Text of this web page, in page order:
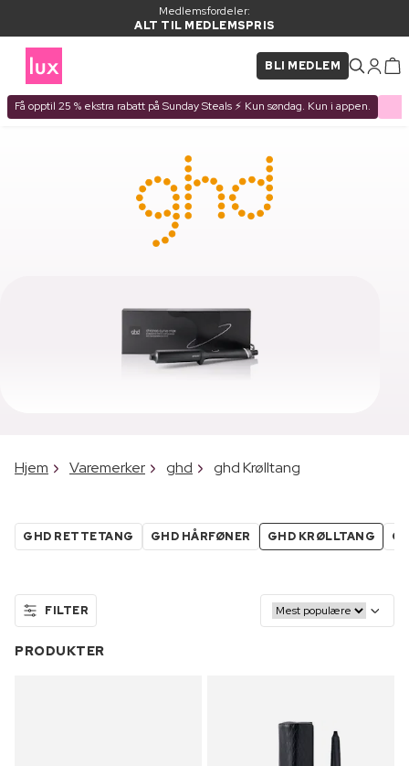
Medlemsfordeler:
ALT TIL MEDLEMSPRIS
BLI MEDLEM
Få opptil 25 % ekstra rabatt på Sunday Steals ⚡ Kun søndag. Kun i appen.
Hjem Varemerker ghd ghd Krølltang
GHD RETTETANG GHD HÅRFØNER GHD KRØLLTANG
FILTER
PRODUKTER